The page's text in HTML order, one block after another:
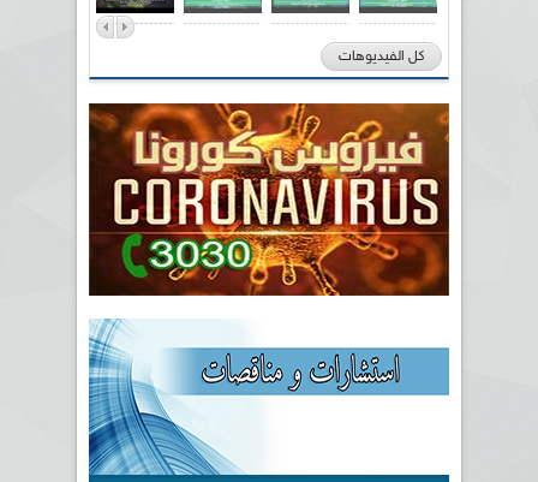
كل الفيديوهات